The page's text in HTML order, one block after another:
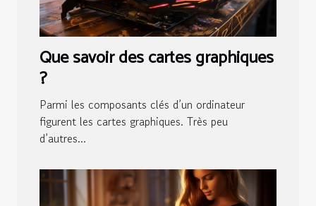
Que savoir des cartes graphiques
?
Parmi les composants clés d’un ordinateur
figurent les cartes graphiques. Très peu
d’autres...